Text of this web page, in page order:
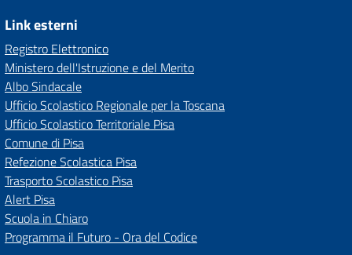
Link esterni
Registro Elettronico
Ministero dell'Istruzione e del Merito
Albo Sindacale
Ufficio Scolastico Regionale per la Toscana
Ufficio Scolastico Territoriale Pisa
Comune di Pisa
Refezione Scolastica Pisa
Trasporto Scolastico Pisa
Alert Pisa
Scuola in Chiaro
Programma il Futuro - Ora del Codice